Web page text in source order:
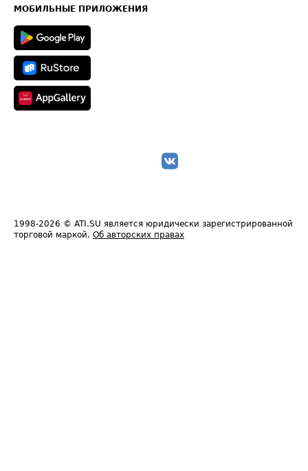
Техническая информация
МОБИЛЬНЫЕ ПРИЛОЖЕНИЯ
1998-2026 © ATI.SU является юридически зарегистрированной
торговой маркой. Об авторских правах